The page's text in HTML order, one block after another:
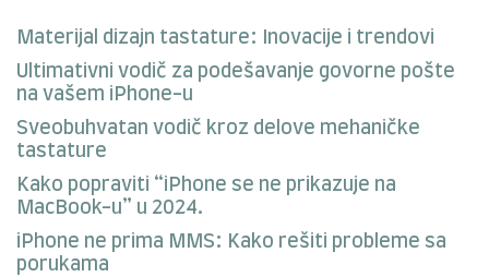
Materijal dizajn tastature: Inovacije i trendovi
Ultimativni vodič za podešavanje govorne pošte
na vašem iPhone-u
Sveobuhvatan vodič kroz delove mehaničke
tastature
Kako popraviti “iPhone se ne prikazuje na
MacBook-u” u 2024.
iPhone ne prima MMS: Kako rešiti probleme sa
porukama